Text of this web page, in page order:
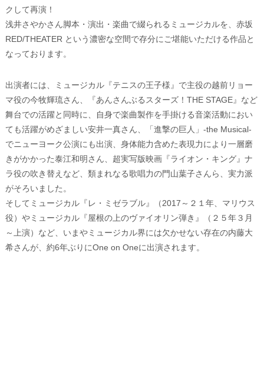
クして再演！
浅井さやかさん脚本・演出・楽曲で綴られるミュージカルを、赤坂
RED/THEATER という濃密な空間で存分にご堪能いただける作品と
なっております。
出演者には、ミュージカル『テニスの王子様』で主役の越前リョー
マ役の今牧輝琉さん、『あんさんぶるスターズ！THE STAGE』など
舞台での活躍と同時に、自身で楽曲製作を手掛ける音楽活動におい
ても活躍がめざましい安井一真さん、「進撃の巨人」-the Musical-
でニューヨーク公演にも出演、身体能力含めた表現力により一層磨
きがかかった泰江和明さん、超実写版映画『ライオン・キング』ナ
ラ役の吹き替えなど、類まれなる歌唱力の門山葉子さんら、実力派
がそろいました。
そしてミュージカル『レ・ミゼラブル』（2017～２１年、マリウス
役）やミュージカル『屋根の上のヴァイオリン弾き』（２５年３月
～上演）など、いまやミュージカル界には欠かせない存在の内藤大
希さんが、約6年ぶりにOne on Oneに出演されます。